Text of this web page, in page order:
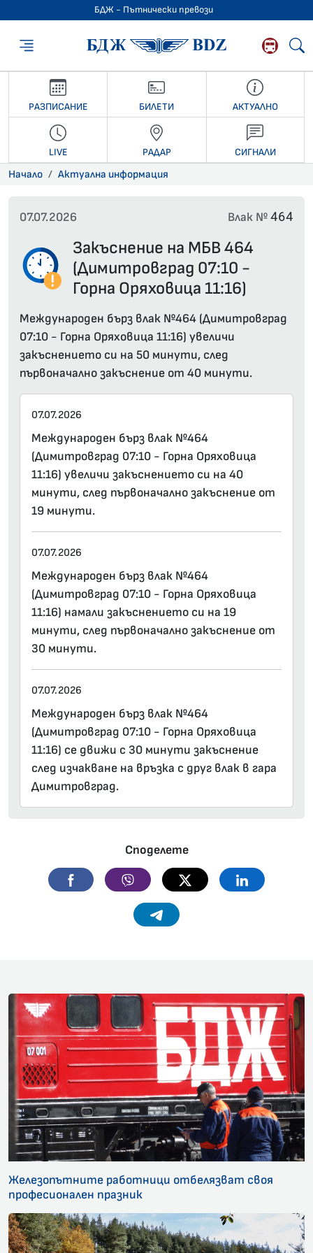
БДЖ - Пътнически превози
БДЖ -
РАЗПИСАНИЕ БИЛЕТИ АКТУАЛНО
LIVE РАДАР СИГНАЛИ
Начало Актуална информация
07.07.2026 Влак №464
Закъснение на МБВ 464
(Димитровград 07:10 -
Горна Оряховица 11:16)
Международен бърз влак №464 (Димитровград
07:10 - Горна Оряховица 11:16) увеличи
закъснението си на 50 минути, след
първоначално закъснение от 40 минути.
07.07.2026
Международен бърз влак №464
(Димитровград 07:10 - Горна Оряховица
11:16) увеличи закъснението си на 40
минути, след първоначално закъснение от
19 минути.
07.07.2026
Международен бърз влак №464
(Димитровград 07:10 - Горна Оряховица
11:16) намали закъснението си на 19
минути, след първоначално закъснение от
30 минути.
07.07.2026
Международен бърз влак №464
(Димитровград 07:10 - Горна Оряховица
11:16) се движи с 30 минути закъснение
след изчакване на връзка с друг влак в гара
Димитровград.
Споделете
Facebook Viber Twitter Linkedin
Telegram
Железопътните работници отбелязват своя
професионален празник